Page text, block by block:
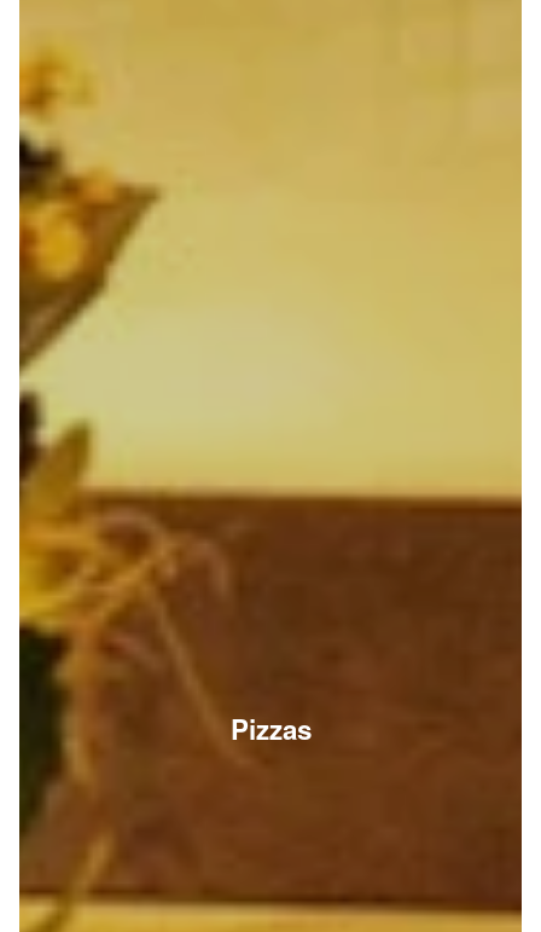
Pizzas